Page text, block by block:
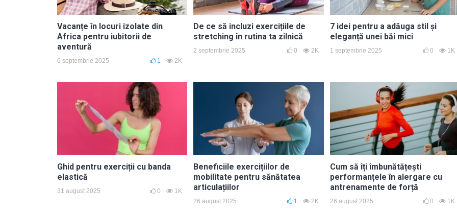
Vacanțe în locuri izolate din
Africa pentru iubitorii de
aventură
6 septembrie 2025 1 2K
De ce să incluzi exercițiile de
stretching în rutina ta zilnică
2 septembrie 2025 0 2K
7 idei pentru a adăuga stil și
eleganță unei băi mici
1 septembrie 2025 0 1K
Ghid pentru exerciții cu banda
elastică
31 august 2025 0 1K
Beneficiile exercițiilor de
mobilitate pentru sănătatea
articulațiilor
26 august 2025 1 2K
Cum să îți îmbunătățești
performanțele în alergare cu
antrenamente de forță
26 august 2025 0 1K